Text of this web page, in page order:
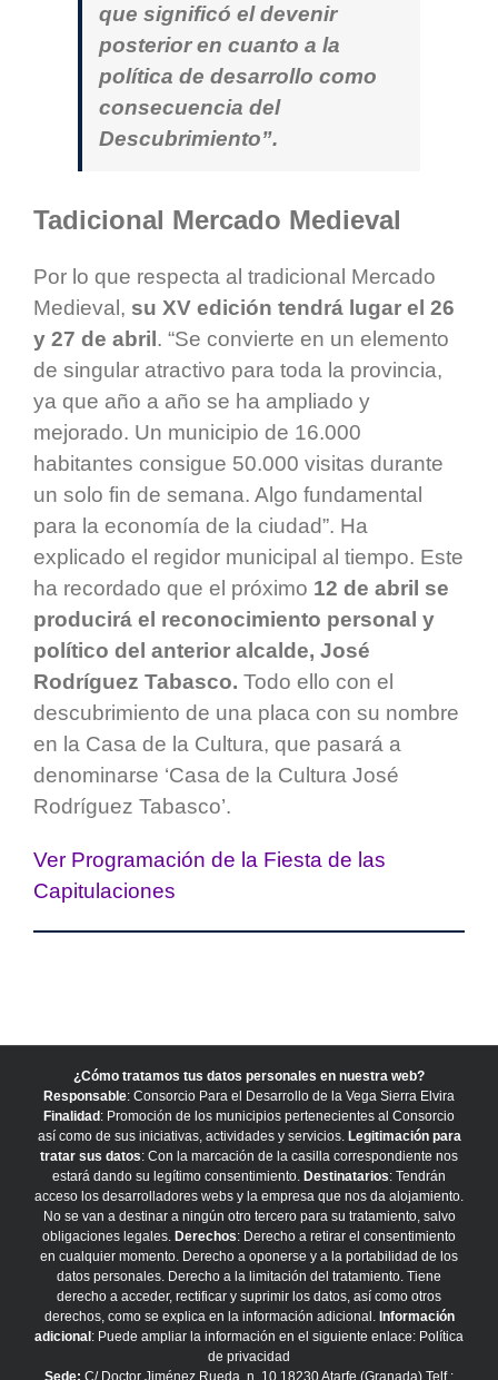
que significó el devenir
posterior en cuanto a la
política de desarrollo como
consecuencia del
Descubrimiento”.
Tadicional Mercado Medieval
Por lo que respecta al tradicional Mercado
Medieval, su XV edición tendrá lugar el 26
y 27 de abril . “Se convierte en un elemento
de singular atractivo para toda la provincia,
ya que año a año se ha ampliado y
mejorado. Un municipio de 16.000
habitantes consigue 50.000 visitas durante
un solo fin de semana. Algo fundamental
para la economía de la ciudad”. Ha
explicado el regidor municipal al tiempo. Este
ha recordado que el próximo 12 de abril se
producirá el reconocimiento personal y
político del anterior alcalde, José
Rodríguez Tabasco. Todo ello con el
descubrimiento de una placa con su nombre
en la Casa de la Cultura, que pasará a
denominarse ‘Casa de la Cultura José
Rodríguez Tabasco’.
Ver Programación de la Fiesta de las
Capitulaciones
¿Cómo tratamos tus datos personales en nuestra web?
Responsable: Consorcio Para el Desarrollo de la Vega Sierra Elvira
Finalidad : Promoción de los municipios pertenecientes al Consorcio
así como de sus iniciativas, actividades y servicios. Legitimación para
tratar sus datos: Con la marcación de la casilla correspondiente nos
estará dando su legítimo consentimiento. Destinatarios: Tendrán
acceso los desarrolladores webs y la empresa que nos da alojamiento.
No se van a destinar a ningún otro tercero para su tratamiento, salvo
obligaciones legales. Derechos: Derecho a retirar el consentimiento
en cualquier momento. Derecho a oponerse y a la portabilidad de los
datos personales. Derecho a la limitación del tratamiento. Tiene
derecho a acceder, rectificar y suprimir los datos, así como otros
derechos, como se explica en la información adicional. Información
adicional : Puede ampliar la información en el siguiente enlace: Política
de privacidad